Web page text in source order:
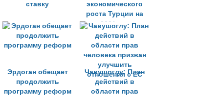
ставку
экономического
роста Турции на
2021 год
Эрдоган обещает
продолжить
программу реформ
Чавушоглу: План
действий в
области прав